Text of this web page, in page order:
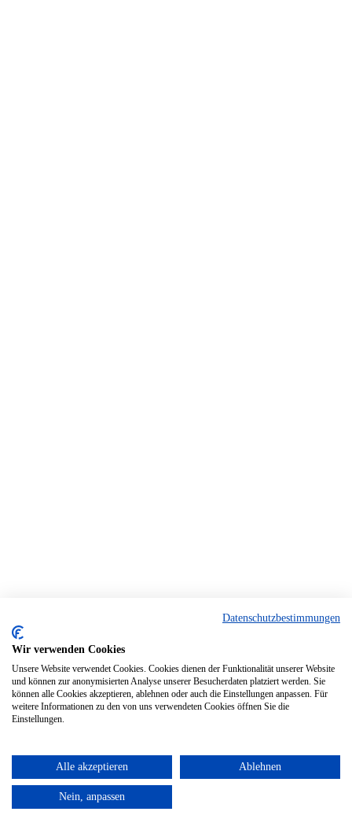
Datenschutzbestimmungen
Wir verwenden Cookies
Unsere Website verwendet Cookies. Cookies dienen der Funktionalität unserer Website
und können zur anonymisierten Analyse unserer Besucherdaten platziert werden. Sie
können alle Cookies akzeptieren, ablehnen oder auch die Einstellungen anpassen. Für
weitere Informationen zu den von uns verwendeten Cookies öffnen Sie die
Einstellungen.
Alle akzeptieren Ablehnen
Nein, anpassen